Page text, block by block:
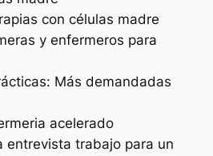
con células madre
y enfermeros para
Más demandadas
acelerado
entrevista trabajo para un